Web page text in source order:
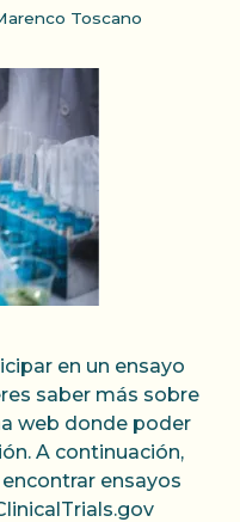
Toscano
en un ensayo
saber más sobre
web donde poder
A continuación,
ensayos